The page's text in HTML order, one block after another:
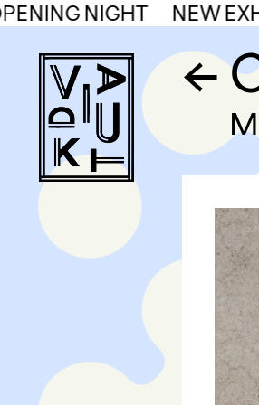
Skip
contentVIADUKT
NIGHT NEW
←